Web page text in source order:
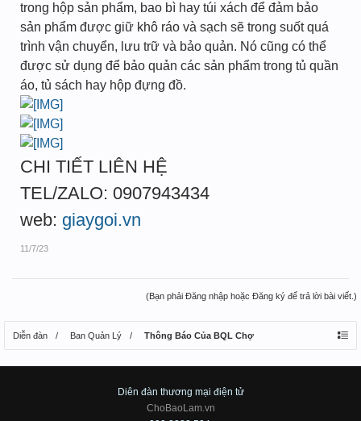
trong hộp sản phẩm, bao bì hay túi xách để đảm bảo
sản phẩm được giữ khô ráo và sạch sẽ trong suốt quá
trình vận chuyển, lưu trữ và bảo quản. Nó cũng có thể
được sử dụng để bảo quản các sản phẩm trong tủ quần
áo, tủ sách hay hộp đựng đồ.
CHI TIẾT LIÊN HỆ
TEL/ZALO: 0907943434
web: giaygoi.vn
11/7/23
(Bạn phải Đăng nhập hoặc Đăng ký để trả lời bài viết.)
Diễn đàn Ban Quản Lý Thông Báo Của BQL Chợ
Diên đàn thương mại điện tử
ChoBaoLam.vn